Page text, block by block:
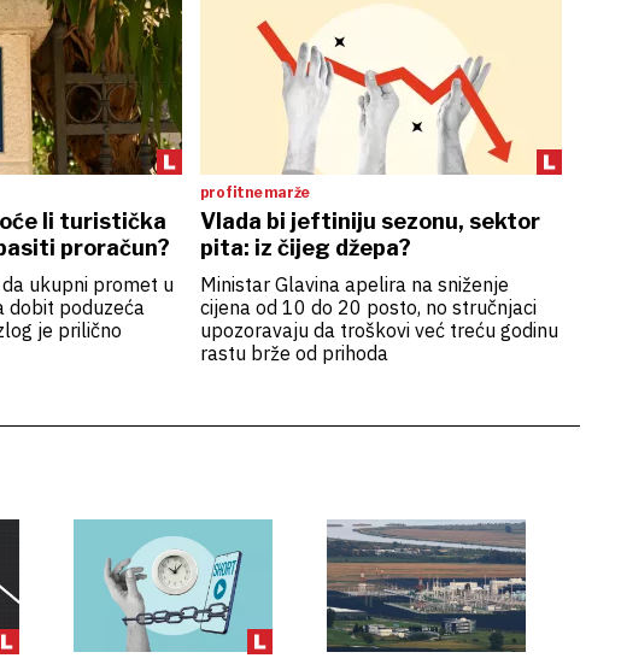
li turistička
proračun?
ukupni promet u
dobit poduzeća
je prilično
profitne marže
Vlada bi jeftiniju sezonu, sektor
pita: iz čijeg džepa?
Ministar Glavina apelira na sniženje
cijena od 10 do 20 posto, no stručnjaci
upozoravaju da troškovi već treću godinu
rastu brže od prihoda